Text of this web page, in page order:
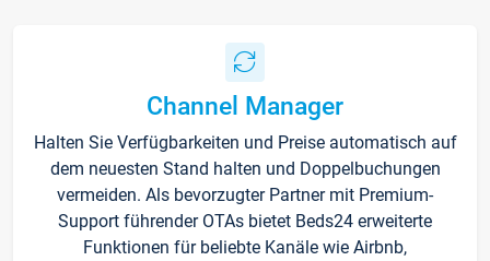
Channel Manager
Halten Sie Verfügbarkeiten und Preise automatisch auf
dem neuesten Stand halten und Doppelbuchungen
vermeiden. Als bevorzugter Partner mit Premium-
Support führender OTAs bietet Beds24 erweiterte
Funktionen für beliebte Kanäle wie Airbnb,